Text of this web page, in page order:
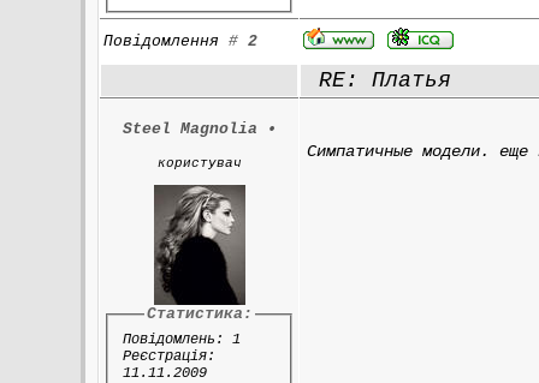
Повідомлення#2
RE: Платья
Steel Magnolia •
користувач
Статистика:
Повідомлень: 1
Реєстрація:
11.11.2009
Симпатичные модели.